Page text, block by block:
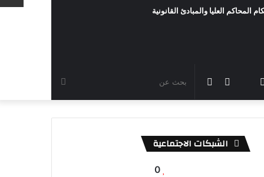
المحاكم العليا والمبادئ القانونية
عن
الوضع
المظلم
مقال
عشوائي
سناب
شات
الشبكات الاجتماعية
0